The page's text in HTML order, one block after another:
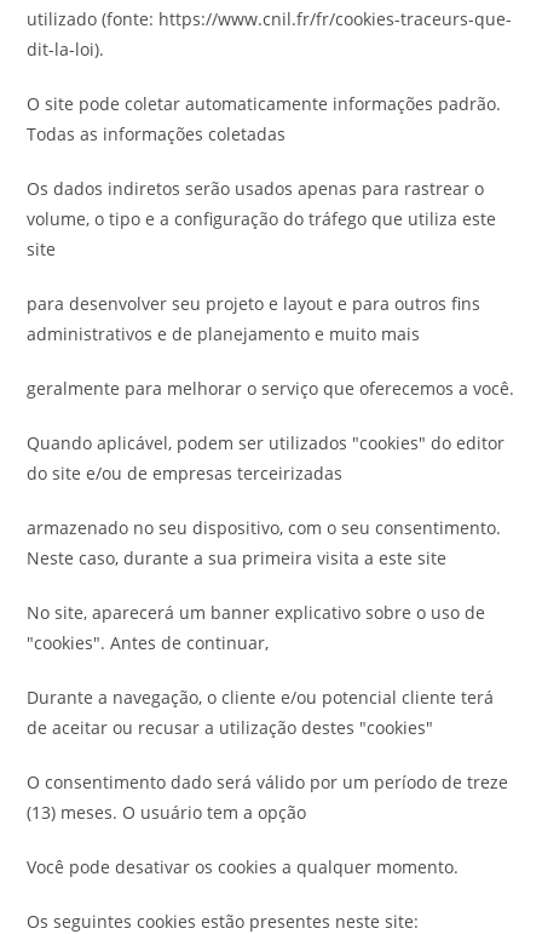
utilizado (fonte: https://www.cnil.fr/fr/cookies-traceurs-que-
dit-la-loi).
O site pode coletar automaticamente informações padrão.
Todas as informações coletadas
Os dados indiretos serão usados ​​apenas para rastrear o
volume, o tipo e a configuração do tráfego que utiliza este
site
para desenvolver seu projeto e layout e para outros fins
administrativos e de planejamento e muito mais
geralmente para melhorar o serviço que oferecemos a você.
Quando aplicável, podem ser utilizados "cookies" do editor
do site e/ou de empresas terceirizadas
armazenado no seu dispositivo, com o seu consentimento.
Neste caso, durante a sua primeira visita a este site
No site, aparecerá um banner explicativo sobre o uso de
"cookies". Antes de continuar,
Durante a navegação, o cliente e/ou potencial cliente terá
de aceitar ou recusar a utilização destes "cookies"
O consentimento dado será válido por um período de treze
(13) meses. O usuário tem a opção
Você pode desativar os cookies a qualquer momento.
Os seguintes cookies estão presentes neste site: